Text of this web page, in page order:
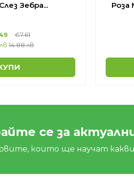
Зебра...
€7.61
14.88 лв
Роза
се за
които ще научат